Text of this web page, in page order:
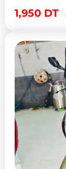
1,950 DT